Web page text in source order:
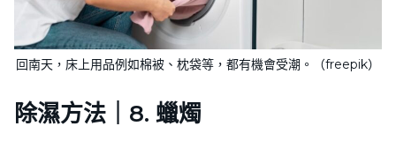
回南天，床上用品例如棉被、枕袋等，都有機會受潮。（freepik）
除濕方法｜8. 蠟燭